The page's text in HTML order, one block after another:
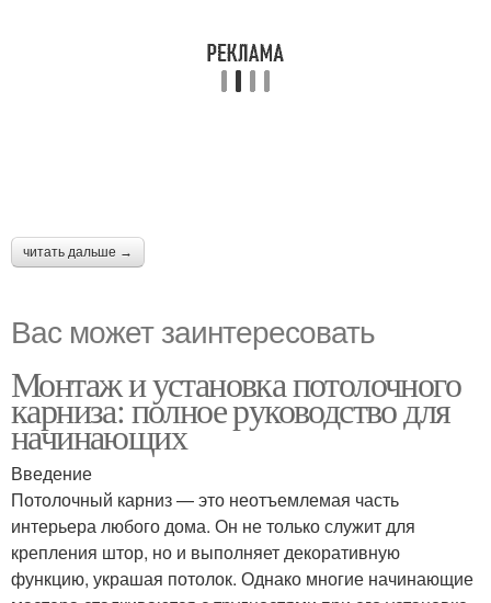
читать дальше →
Вас может заинтересовать
Монтаж и установка потолочного
карниза: полное руководство для
начинающих
Введение
Потолочный карниз — это неотъемлемая часть
интерьера любого дома. Он не только служит для
крепления штор, но и выполняет декоративную
функцию, украшая потолок. Однако многие начинающие